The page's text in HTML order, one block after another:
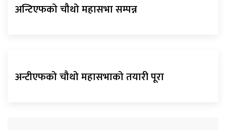
अन्टिएफको चौथो महासभा सम्पन्न
अन्टीएफको चौथो महासभाको तयारी पूरा